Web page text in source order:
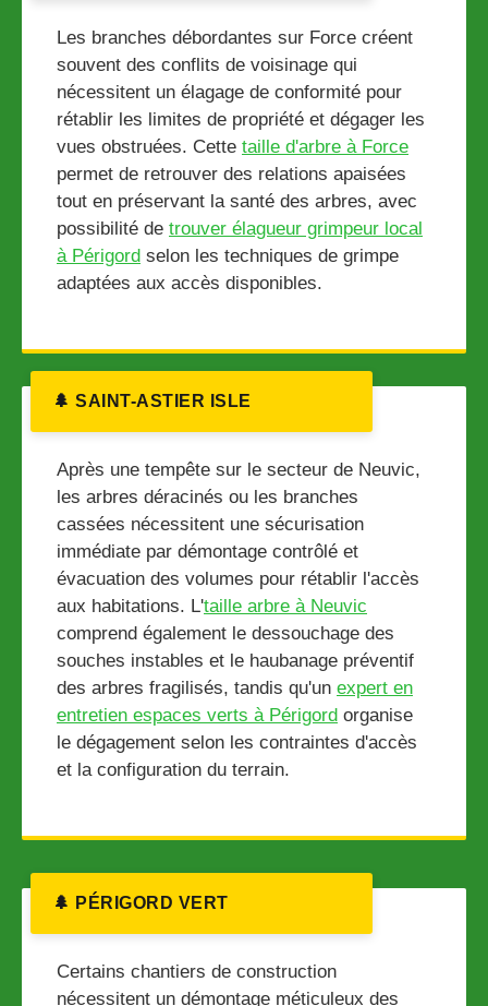
Les branches débordantes sur Force créent
souvent des conflits de voisinage qui
nécessitent un élagage de conformité pour
rétablir les limites de propriété et dégager les
vues obstruées. Cette taille d'arbre à Force
permet de retrouver des relations apaisées
tout en préservant la santé des arbres, avec
possibilité de trouver élagueur grimpeur local
à Périgord selon les techniques de grimpe
adaptées aux accès disponibles.
🌲 SAINT-ASTIER ISLE
Après une tempête sur le secteur de Neuvic,
les arbres déracinés ou les branches
cassées nécessitent une sécurisation
immédiate par démontage contrôlé et
évacuation des volumes pour rétablir l'accès
aux habitations. L'taille arbre à Neuvic
comprend également le dessouchage des
souches instables et le haubanage préventif
des arbres fragilisés, tandis qu'un expert en
entretien espaces verts à Périgord organise
le dégagement selon les contraintes d'accès
et la configuration du terrain.
🌲 PÉRIGORD VERT
Certains chantiers de construction
nécessitent un démontage méticuleux des